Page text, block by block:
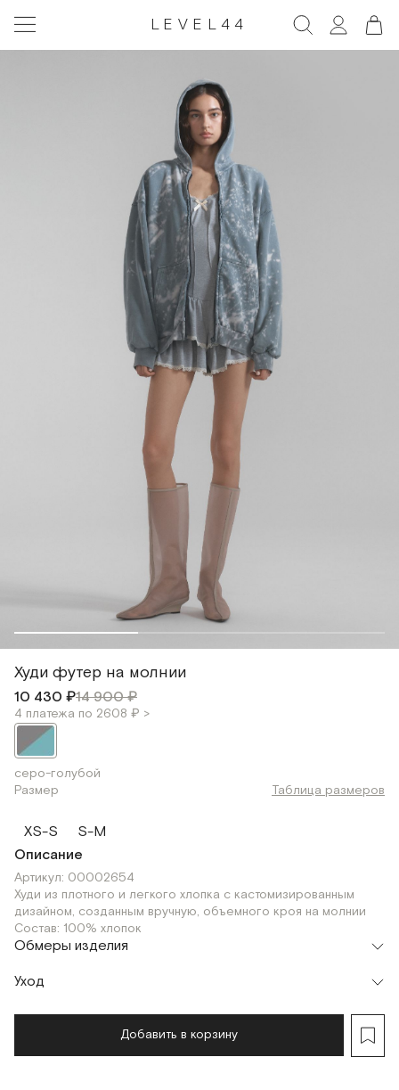
LEVEL44
Худи футер на молнии
10 430 ₽14 900 ₽
4 платежа по 2608 ₽ >
серо-голубой
Размер
Таблица размеров
XS-S
S-M
Описание
Артикул: 00002654
Худи из плотного и легкого хлопка с кастомизированным
дизайном, созданным вручную, объемного кроя на молнии
Состав: 100% хлопок
Обмеры изделия
Уход
Добавить в корзину